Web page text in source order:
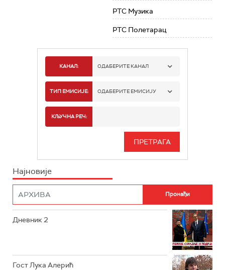
РТС Музика
РТС Полетарац
КАНАЛ: ОДАБЕРИТЕ КАНАЛ
РТС 1
РТС 3
ТИП ЕМИСИЈЕ: ОДАБЕРИТЕ ЕМИСИЈУ
ИНФО
КЉУЧНА РЕЧ:
Најновије
Дневник 2
Гост Лука Алерић